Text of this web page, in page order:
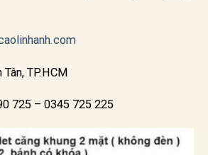
TP.HCM
725 – 0345 725 225